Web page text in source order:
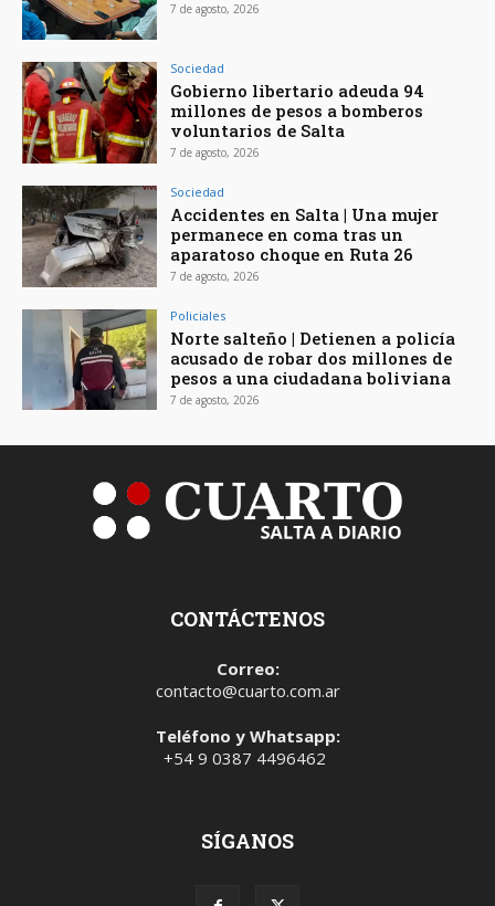
7 de agosto, 2026
Sociedad
Gobierno libertario adeuda 94
millones de pesos a bomberos
voluntarios de Salta
7 de agosto, 2026
Sociedad
Accidentes en Salta | Una mujer
permanece en coma tras un
aparatoso choque en Ruta 26
7 de agosto, 2026
Policiales
Norte salteño | Detienen a policía
acusado de robar dos millones de
pesos a una ciudadana boliviana
7 de agosto, 2026
CONTÁCTENOS
Correo:
contacto@cuarto.com.ar
Teléfono y Whatsapp:
+54 9 0387 4496462
SÍGANOS